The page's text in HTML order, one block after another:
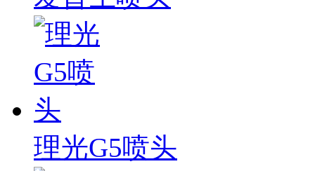
理光G5喷头